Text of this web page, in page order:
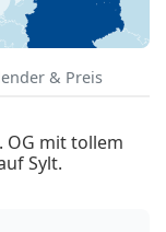
& Preis
OG mit tollem
Sylt.